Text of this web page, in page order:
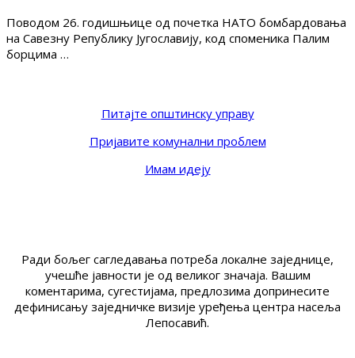
Поводом 26. годишњице од почетка НАТО бомбардовања
на Савезну Републику Југославију, код споменика Палим
борцима …
Питајте општинску управу
Пријавите комунални проблем
Имам идеју
Ради бољег сагледавања потреба локалне заједнице,
учешће јавности је од великог значаја. Вашим
коментарима, сугестијама, предлозима допринесите
дефинисању заједничке визије уређења центра насеља
Лепосавић.